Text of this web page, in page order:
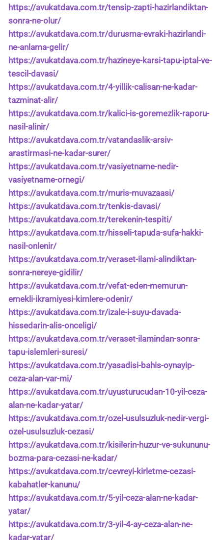
https://avukatdava.com.tr/tensip-zapti-hazirlandiktan-
sonra-ne-olur/
https://avukatdava.com.tr/durusma-evraki-hazirlandi-
ne-anlama-gelir/
https://avukatdava.com.tr/hazineye-karsi-tapu-iptal-ve-
tescil-davasi/
https://avukatdava.com.tr/4-yillik-calisan-ne-kadar-
tazminat-alir/
https://avukatdava.com.tr/kalici-is-goremezlik-raporu-
nasil-alinir/
https://avukatdava.com.tr/vatandaslik-arsiv-
arastirmasi-ne-kadar-surer/
https://avukatdava.com.tr/vasiyetname-nedir-
vasiyetname-ornegi/
https://avukatdava.com.tr/muris-muvazaasi/
https://avukatdava.com.tr/tenkis-davasi/
https://avukatdava.com.tr/terekenin-tespiti/
https://avukatdava.com.tr/hisseli-tapuda-sufa-hakki-
nasil-onlenir/
https://avukatdava.com.tr/veraset-ilami-alindiktan-
sonra-nereye-gidilir/
https://avukatdava.com.tr/vefat-eden-memurun-
emekli-ikramiyesi-kimlere-odenir/
https://avukatdava.com.tr/izale-i-suyu-davada-
hissedarin-alis-onceligi/
https://avukatdava.com.tr/veraset-ilamindan-sonra-
tapu-islemleri-suresi/
https://avukatdava.com.tr/yasadisi-bahis-oynayip-
ceza-alan-var-mi/
https://avukatdava.com.tr/uyusturucudan-10-yil-ceza-
alan-ne-kadar-yatar/
https://avukatdava.com.tr/ozel-usulsuzluk-nedir-vergi-
ozel-usulsuzluk-cezasi/
https://avukatdava.com.tr/kisilerin-huzur-ve-sukununu-
bozma-para-cezasi-ne-kadar/
https://avukatdava.com.tr/cevreyi-kirletme-cezasi-
kabahatler-kanunu/
https://avukatdava.com.tr/5-yil-ceza-alan-ne-kadar-
yatar/
https://avukatdava.com.tr/3-yil-4-ay-ceza-alan-ne-
kadar-yatar/